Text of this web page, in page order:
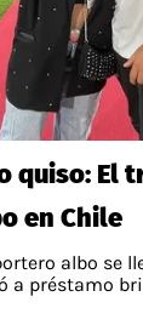
quiso: El
en Chile
albo se
a préstamo